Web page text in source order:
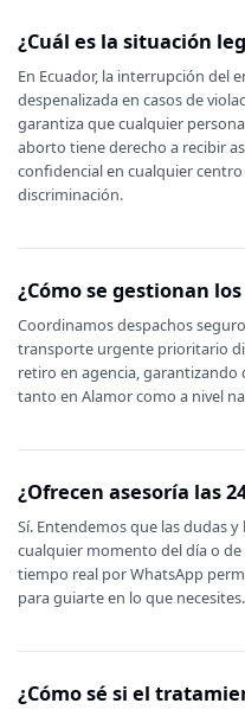
¿Cuál es la situación
En Ecuador, la interrupción del
despenalizada en casos de
garantiza que cualquier
aborto tiene derecho a recibir
confidencial en cualquier
discriminación.
¿Cómo se gestionan
Coordinamos despachos
transporte urgente prioritario
retiro en agencia,
tanto en Alamor como a nivel
¿Ofrecen asesoría las
Sí. Entendemos que las dudas
cualquier momento del día o
tiempo real por WhatsApp
para guiarte en lo que necesites.
¿Cómo sé si el